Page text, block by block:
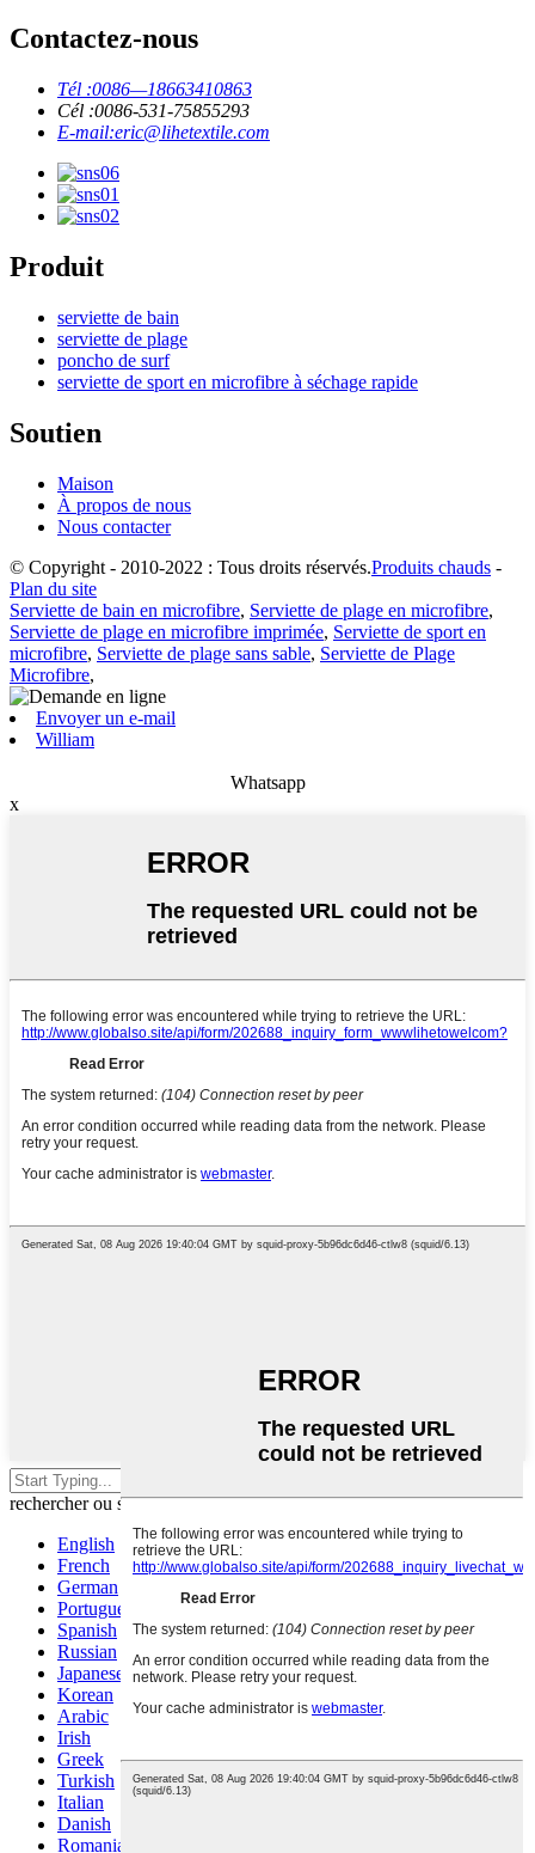
Contactez-nous
Tél :0086—18663410863
Cél :0086-531-75855293
E-mail:eric@lihetextile.com
Produit
serviette de bain
serviette de plage
poncho de surf
serviette de sport en microfibre à séchage rapide
Soutien
Maison
À propos de nous
Nous contacter
© Copyright - 2010-2022 : Tous droits réservés.Produits chauds -
Plan du site
Serviette de bain en microfibre, Serviette de plage en microfibre,
Serviette de plage en microfibre imprimée, Serviette de sport en
microfibre, Serviette de plage sans sable, Serviette de Plage
Microfibre,
Envoyer un e-mail
William
Whatsapp
x
rechercher ou sur ESC pour fermer
English
French
German
Portuguese
Spanish
Russian
Japanese
Korean
Arabic
Irish
Greek
Turkish
Italian
Danish
Romanian